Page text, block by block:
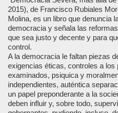
2015), de Francisco Rubiales
Molina, es un libro que denuncia
democracia y señala las
que sea justo y decente y para
control.
A la democracia le faltan piezas
exigencias éticas, controles a los
examinados, psiquica y
independientes, auténtica
un papel preponderante a la
deben influir y, sobre todo,